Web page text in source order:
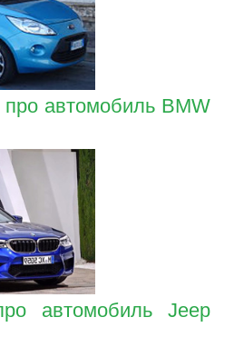
автомобиль BMW
автомобиль Jeep